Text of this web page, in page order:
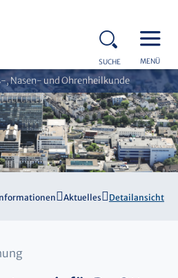
SUCHE MENÜ
Nasen- und Ohrenheilkunde
Aktuelles Detailansicht